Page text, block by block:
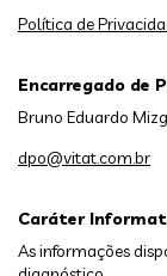
Caráter
As informações
Política de
Encarregado de
Bruno Eduardo
dpo@vitat.com.br